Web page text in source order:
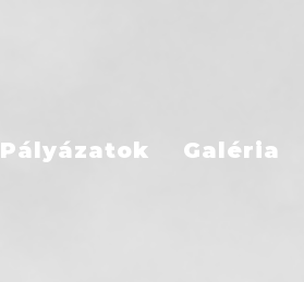
Pályázatok Galéria